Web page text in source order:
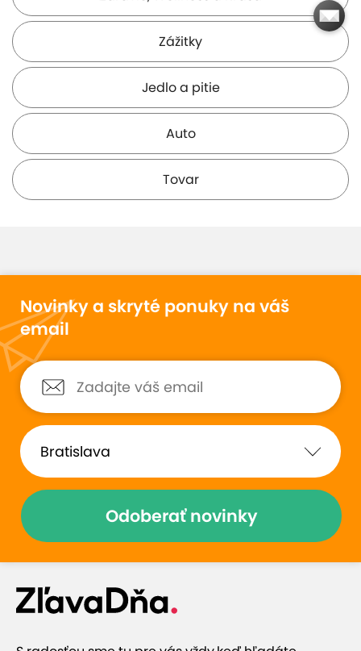
Slavín
Múzeum
( 7 km )
Dračí hrádok
Zážitky
Jedlo a pitie
Auto
Tovar
Novinky a skryté ponuky na váš
email
Odoberať novinky